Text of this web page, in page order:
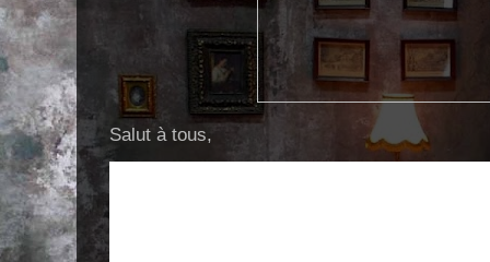
Salut à tous,